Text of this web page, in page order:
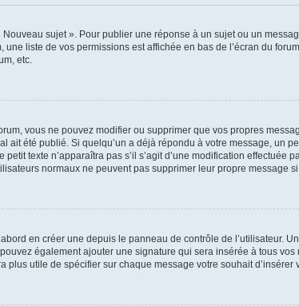
sujet ». Pour publier une réponse à un sujet ou un
liste de vos permissions est affichée en bas de l’écran du
etc.
vous ne pouvez modifier ou supprimer que vos propres
été publié. Si quelqu’un a déjà répondu à votre message, un
texte n’apparaîtra pas s’il s’agit d’une modification
normaux ne peuvent pas supprimer leur propre message
en créer une depuis le panneau de contrôle de l’utilisateur.
également ajouter une signature qui sera insérée à tous
utile de spécifier sur chaque message votre souhait d’insérer